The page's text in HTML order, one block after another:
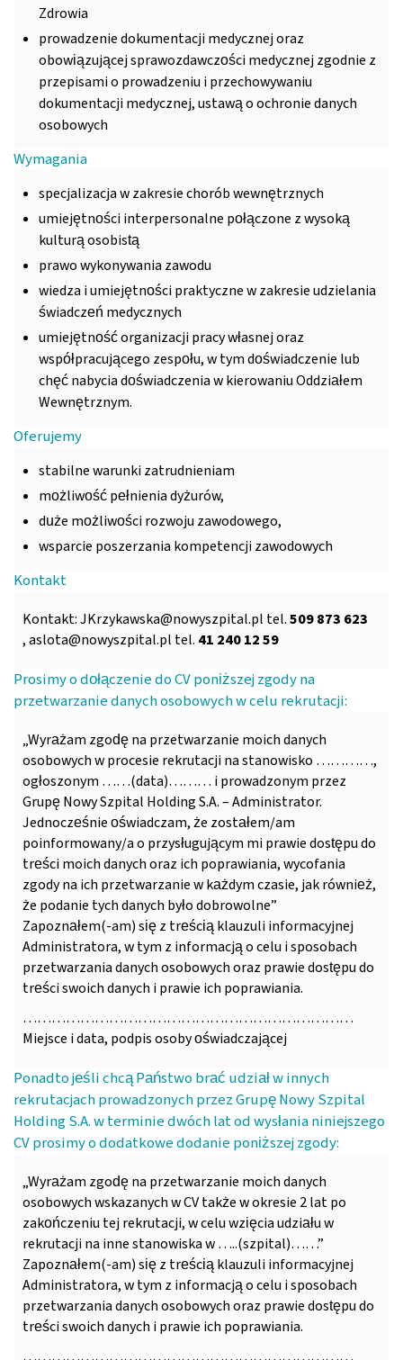
Zdrowia
prowadzenie dokumentacji medycznej oraz
obowiązującej sprawozdawczości medycznej zgodnie z
przepisami o prowadzeniu i przechowywaniu
dokumentacji medycznej, ustawą o ochronie danych
osobowych
Wymagania
specjalizacja w zakresie chorób wewnętrznych
umiejętności interpersonalne połączone z wysoką
kulturą osobistą
prawo wykonywania zawodu
wiedza i umiejętności praktyczne w zakresie udzielania
świadczeń medycznych
umiejętność organizacji pracy własnej oraz
współpracującego zespołu, w tym doświadczenie lub
chęć nabycia doświadczenia w kierowaniu Oddziałem
Wewnętrznym.
Oferujemy
stabilne warunki zatrudnieniam
możliwość pełnienia dyżurów,
duże możliwości rozwoju zawodowego,
wsparcie poszerzania kompetencji zawodowych
Kontakt
Kontakt:JKrzykawska@nowyszpital.pl tel.509 873 623
,aslota@nowyszpital.pl tel. 41 240 12 59
Prosimy o dołączenie do CV poniższej zgody na
przetwarzanie danych osobowych w celu rekrutacji:
„Wyrażam zgodę na przetwarzanie moich danych
osobowych w procesie rekrutacji na stanowisko …………,
ogłoszonym ……(data)……… i prowadzonym przez
Grupę Nowy Szpital Holding S.A. – Administrator.
Jednocześnie oświadczam, że zostałem/am
poinformowany/a o przysługującym mi prawie dostępu do
treści moich danych oraz ich poprawiania, wycofania
zgody na ich przetwarzanie w każdym czasie, jak również,
że podanie tych danych było dobrowolne”
Zapoznałem(-am) się z treścią klauzuli informacyjnej
Administratora, w tym z informacją o celu i sposobach
przetwarzania danych osobowych oraz prawie dostępu do
treści swoich danych i prawie ich poprawiania.
……………………………………………………………
Miejsce i data, podpis osoby oświadczającej
Ponadto jeśli chcą Państwo brać udział w innych
rekrutacjach prowadzonych przez Grupę Nowy Szpital
Holding S.A. w terminie dwóch lat od wysłania niniejszego
CV prosimy o dodatkowe dodanie poniższej zgody:
„Wyrażam zgodę na przetwarzanie moich danych
osobowych wskazanych w CV także w okresie 2 lat po
zakończeniu tej rekrutacji, w celu wzięcia udziału w
rekrutacji na inne stanowiska w …..(szpital)……”
Zapoznałem(-am) się z treścią klauzuli informacyjnej
Administratora, w tym z informacją o celu i sposobach
przetwarzania danych osobowych oraz prawie dostępu do
treści swoich danych i prawie ich poprawiania.